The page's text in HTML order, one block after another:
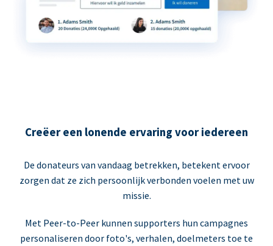
Creëer een lonende ervaring voor iedereen
De donateurs van vandaag betrekken, betekent ervoor
zorgen dat ze zich persoonlijk verbonden voelen met uw
missie.
Met Peer-to-Peer kunnen supporters hun campagnes
personaliseren door foto's, verhalen, doelmeters toe te